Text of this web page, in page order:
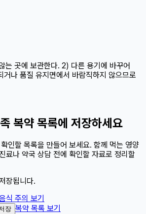
는 곳에 보관한다. 2) 다른 용기에 바꾸어
거나 품질 유지면에서 바람직하지 않으므로
복약 목록에 저장하세요
인할 목록을 만들어 보세요. 함께 먹는 영양
료나 약국 상담 전에 확인할 자료로 정리할
장됩니다.
식 주의 보기
장 복약 목록 보기